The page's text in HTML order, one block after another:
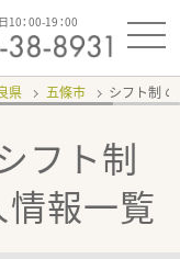
10：00-19：00
県 五條市 シフト制
フト制
情報一覧